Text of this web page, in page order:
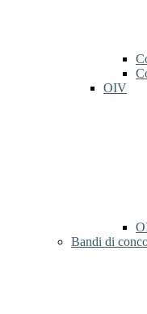
OIV
Bandi di